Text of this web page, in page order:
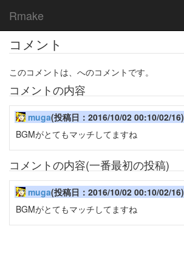
Rmake
コメント
このコメントは、へのコメントです。
コメントの内容
muga(投稿日：2016/10/02 00:10/02/16)
BGMがとてもマッチしてますね
コメントの内容(一番最初の投稿)
muga(投稿日：2016/10/02 00:10/02/16)
BGMがとてもマッチしてますね